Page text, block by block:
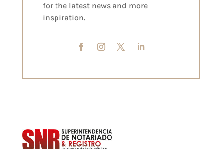
for the latest news and more
inspiration.